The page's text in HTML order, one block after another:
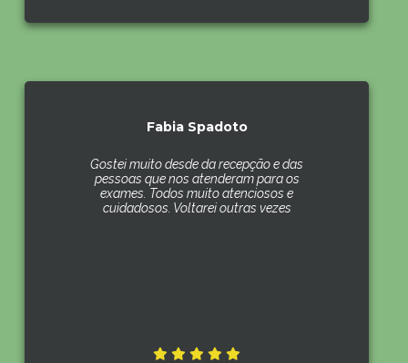
Fabia Spadoto
Gostei muito desde da recepção e das
pessoas que nos atenderam para os
exames. Todos muito atenciosos e
cuidadosos. Voltarei outras vezes